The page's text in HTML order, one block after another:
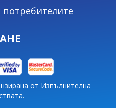
от Изпълнителна